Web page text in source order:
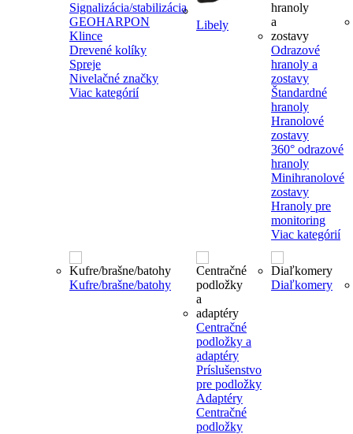
Signalizácia/stabilizácia
GEOHARPON
Klince
Drevené kolíky
Spreje
Nivelačné značky
Viac kategórií
Libely
Odrazové
hranoly a
zostavy
Štandardné
hranoly
Hranolové
zostavy
360° odrazové
hranoly
Minihranolové
zostavy
Hranoly pre
monitoring
Viac kategórií
Kufre/brašne/batohy
Centračné
podložky a
adaptéry
Príslušenstvo
pre podložky
Adaptéry
Centračné
podložky
Diaľkomery